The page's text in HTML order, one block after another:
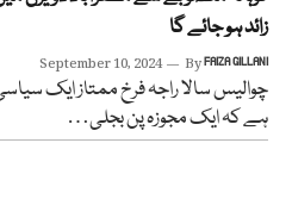
زائد ہو جائے گا
September 10, 2024 ByFAIZA GILLANI
چوالیس سالا راجہ فرخ ممتاز ایک
ہے کہ ایک مجوزہ پن بجلی…